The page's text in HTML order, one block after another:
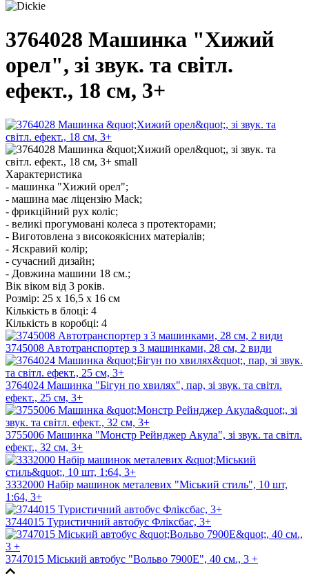
3764028 Машинка "Хижий
орел", зі звук. та світл.
ефект., 18 см, 3+
Характеристика
- машинка "Хижий орел";
- машина має ліцензію Mack;
- фрикційний рух коліс;
- великі прогумовані колеса з протекторами;
- Виготовлена ​​з високоякісних матеріалів;
- Яскравий колір;
- сучасний дизайн;
- Довжина машини 18 см.;
Вік віком від 3 років.
Розмір: 25 х 16,5 х 16 см
Кількість в блоці: 4
Кількість в коробці: 4
3745008 Автотранспортер з 3 машинками, 28 см, 2 види
3764024 Машинка "Бігун по хвилях", пар, зі звук. та світл.
ефект., 25 см, 3+
3755006 Машинка "Монстр Рейнджер Акула", зі звук. та світл.
ефект., 32 см, 3+
3332000 Набір машинок металевих "Міський стиль", 10 шт,
1:64, 3+
3744015 Туристичний автобус Фліксбас, 3+
3747015 Міський автобус "Вольво 7900Е", 40 см., 3 +